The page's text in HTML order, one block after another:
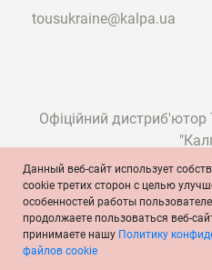
tousukraine@kalpa.ua
Офіційний дистриб'ютор
© TOUS,
Условия и положения
Политика cookie
Данный веб-сайт использует
cookie третих сторон с целью
особенностей работы
продолжаете пользоваться веб-
принимаете нашу Политику
файлов cookie